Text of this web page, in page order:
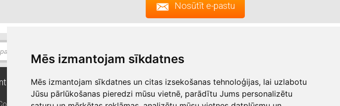
Mēs izmantojam sīkdatnes
Mēs izmantojam sīkdatnes un citas izsekošanas tehnoloģijas, lai uzlabotu
Jūsu pārlūkošanas pieredzi mūsu vietnē, parādītu Jums personalizētu
Nosūtīt e-pastu
Citi SIXT pakalpojumi
Auto abonēšana
Īstermiņa auto noma